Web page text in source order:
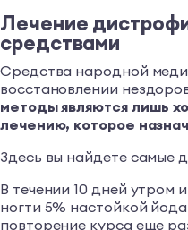
Лечение
средствами
Средства народной
восстановлении
методы являются лишь
лечению, которое
Здесь вы найдете самые
В течении 10 дней утром
ногти 5% настойкой
повторение курса еще